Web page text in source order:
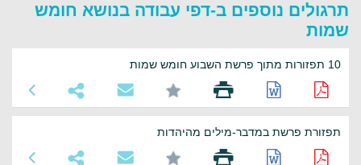
תרגולים נוספים ב-דפי עבודה בנושא חומש
שמות
10 תפזורות מתוך פרשת השבוע חומש שמות
תפזורת פרשת במדבר-מילים מהיהדות